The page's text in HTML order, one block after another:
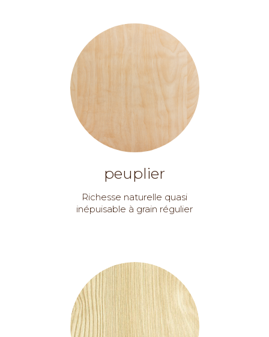
peuplier
Richesse naturelle quasi
inépuisable à grain régulier